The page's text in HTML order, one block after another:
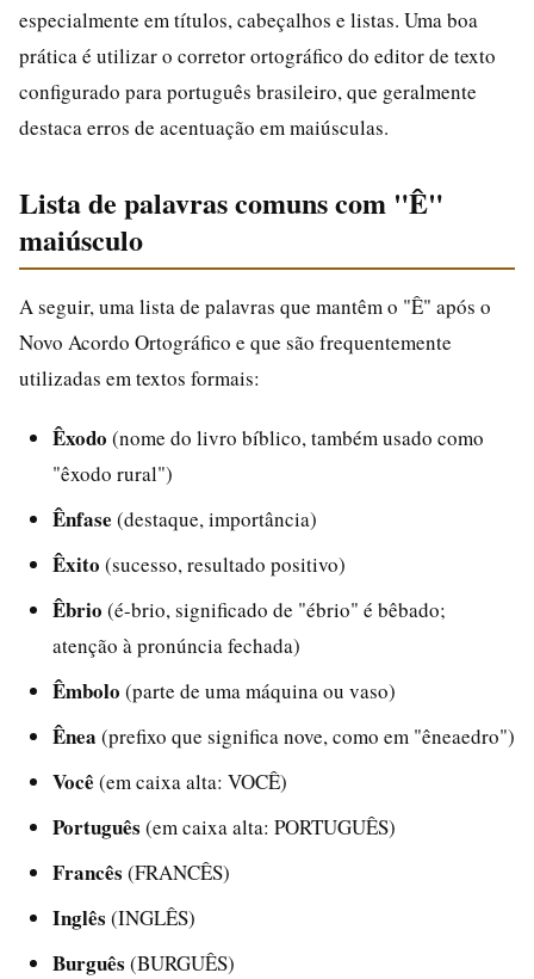
especialmente em títulos, cabeçalhos e listas. Uma boa
prática é utilizar o corretor ortográfico do editor de texto
configurado para português brasileiro, que geralmente
destaca erros de acentuação em maiúsculas.
Lista de palavras comuns com "Ê"
maiúsculo
A seguir, uma lista de palavras que mantêm o "Ê" após o
Novo Acordo Ortográfico e que são frequentemente
utilizadas em textos formais:
Êxodo (nome do livro bíblico, também usado como
"êxodo rural")
Ênfase (destaque, importância)
Êxito (sucesso, resultado positivo)
Êbrio (é-brio, significado de "ébrio" é bêbado;
atenção à pronúncia fechada)
Êmbolo (parte de uma máquina ou vaso)
Ênea (prefixo que significa nove, como em "êneaedro")
Você (em caixa alta: VOCÊ)
Português (em caixa alta: PORTUGUÊS)
Francês (FRANCÊS)
Inglês (INGLÊS)
Burguês (BURGUÊS)